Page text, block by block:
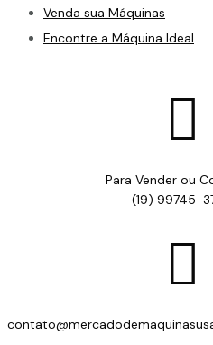
Venda sua Máquinas
Encontre a Máquina Ideal

Para Vender ou
(19) 99745-
